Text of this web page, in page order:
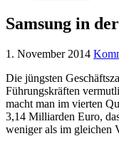
Samsung in
1. November 2014
Die jüngsten
Führungskräften
macht man im vierten
3,14 Milliarden Euro,
weniger als im gleichen